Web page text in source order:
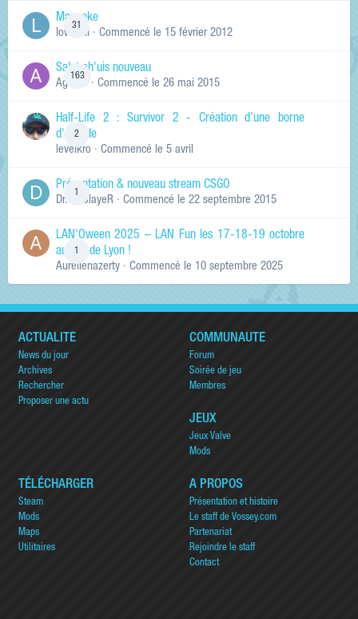
31
Manneke
lowskill · Commencé le 15 février 2012
163
Salut ch'uis nouveau
Ag0Nie · Commencé le 26 mai 2015
2
Half-Life 2 : Survivor 2 - Création d'une borne
d'arcade
levelkro · Commencé le 5 avril
Présentation & nouveau stream CSGO
Dr.KinSlayeR · Commencé le 22 septembre 2015
LAN'Oween 2025 – LAN Fun les 17-18-19 octobre
au sud de Lyon !
Aurelienazerty · Commencé le 10 septembre 2025
ACTUALITÉ
News du jour
Archives
Rechercher
Proposer une actu
COMMUNAUTÉ
Forum
Soirée de jeu
Membres
JEUX
Jeux Valve
Mods
TÉLÉCHARGER
Steam
Mods
Maps
Utilitaires
A PROPOS
Présentation et histoire
Le staff de Vossey.com
Partenariat
Rejoindre le staff
Contact